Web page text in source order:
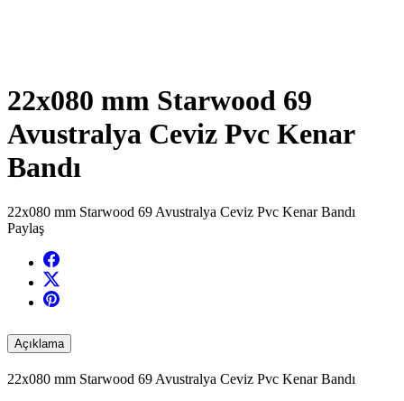
22x080 mm Starwood 69
Avustralya Ceviz Pvc Kenar
Bandı
22x080 mm Starwood 69 Avustralya Ceviz Pvc Kenar Bandı
Paylaş
Açıklama
22x080 mm Starwood 69 Avustralya Ceviz Pvc Kenar Bandı